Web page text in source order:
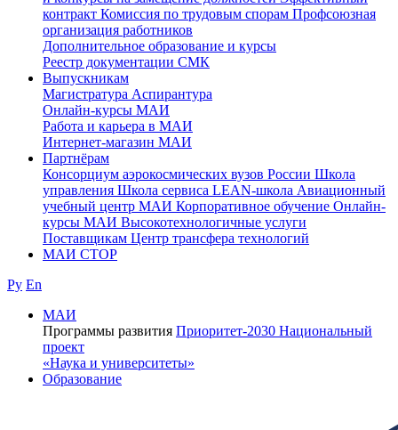
контракт Комиссия по трудовым спорам Профсоюзная
организация работников
Дополнительное образование и курсы
Реестр документации СМК
Выпускникам
Магистратура Аспирантура
Онлайн-курсы МАИ
Работа и карьера в МАИ
Интернет-магазин МАИ
Партнёрам
Консорциум аэрокосмических вузов России Школа
управления Школа сервиса LEAN-школа Авиационный
учебный центр МАИ Корпоративное обучение Онлайн-
курсы МАИ Высокотехнологичные услуги
Поставщикам Центр трансфера технологий
МАИ СТОР
Ру En
МАИ
Программы развития Приоритет-2030 Национальный
проект
«Наука и университеты»
Образование